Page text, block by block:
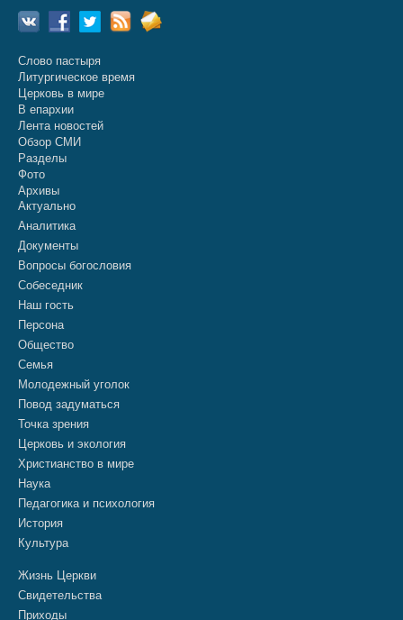
Слово пастыря
Литургическое время
Церковь в мире
В епархии
Лента новостей
Обзор СМИ
Разделы
Фото
Архивы
Актуально
Аналитика
Документы
Вопросы богословия
Собеседник
Наш гость
Персона
Общество
Семья
Молодежный уголок
Повод задуматься
Точка зрения
Церковь и экология
Христианство в мире
Наука
Педагогика и психология
История
Культура
Жизнь Церкви
Свидетельства
Приходы